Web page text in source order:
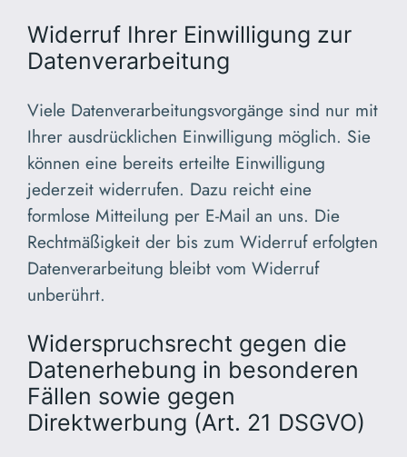
Widerruf Ihrer Einwilligung zur
Datenverarbeitung
Viele Datenverarbeitungsvorgänge sind nur mit
Ihrer ausdrücklichen Einwilligung möglich. Sie
können eine bereits erteilte Einwilligung
jederzeit widerrufen. Dazu reicht eine
formlose Mitteilung per E-Mail an uns. Die
Rechtmäßigkeit der bis zum Widerruf erfolgten
Datenverarbeitung bleibt vom Widerruf
unberührt.
Widerspruchsrecht gegen die
Datenerhebung in besonderen
Fällen sowie gegen
Direktwerbung (Art. 21 DSGVO)